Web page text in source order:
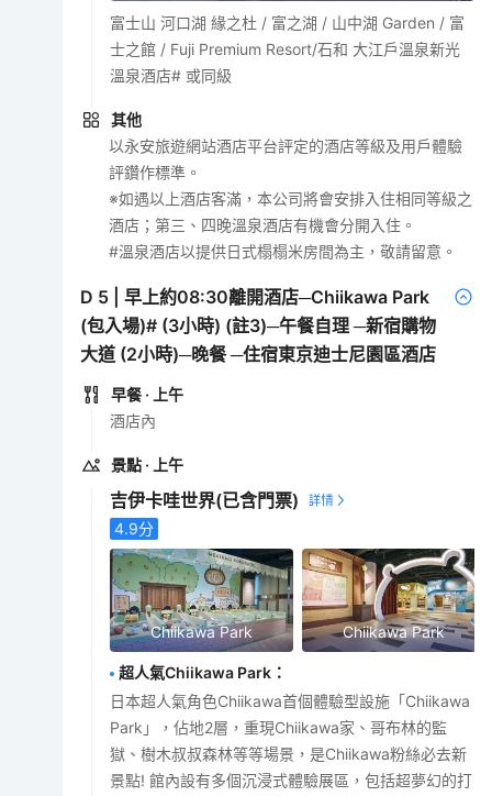
富士山 河口湖 緣之杜 / 富之湖 / 山中湖 Garden / 富
士之館 / Fuji Premium Resort/石和 大江戶溫泉新光
溫泉酒店# 或同級
其他
以永安旅遊網站酒店平台評定的酒店等級及用戶體驗
評鑽作標準。
※如遇以上酒店客滿，本公司將會安排入住相同等級之
酒店；第三、四晚溫泉酒店有機會分開入住。
#溫泉酒店以提供日式榻榻米房間為主，敬請留意。
D 5 |早上約08:30離開酒店─Chiikawa Park
(包入場)# (3小時) (註3)─午餐自理 ─新宿購物
大道 (2小時)─晚餐 ─住宿東京迪士尼園區酒店
早餐 · 上午
酒店內
景點 · 上午
吉伊卡哇世界(已含門票)
4.9分
Chiikawa Park Chiikawa Park
超人氣Chiikawa Park ：
日本超人氣角色Chiikawa首個體驗型設施「Chiikawa
Park」，佔地2層，重現Chiikawa家、哥布林的監
獄、樹木叔叔森林等等場景，是Chiikawa粉絲必去新
景點! 館內設有多個沉浸式體驗展區，包括超夢幻的打